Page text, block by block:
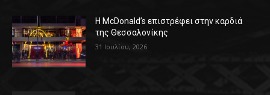
Η McDonald’s επιστρέφει στην καρδιά
της Θεσσαλονίκης
31 Ιουλίου, 2026